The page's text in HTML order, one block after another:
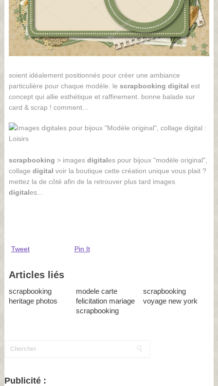
soient idéalement positionnés pour créer une ambiance
particulière pour chaque modèle. le scrapbooking digital est
concept qui allie esthétique et raffinement. bonne balade sur
card & scrap ! comment...
scrapbooking > images digitales pour bijoux "modèle original",
collage digital voir la boutique cette création unique vous plait ?
mettez la de côté afin de la retrouver plus tard images
digitales...
Tweet Pin It
Articles liés
scrapbooking
heritage photos
modele carte
felicitation mariage
scrapbooking
scrapbooking
voyage new york
Publicité :